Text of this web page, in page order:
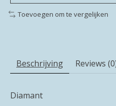
Toevoegen om te vergelijken
Beschrijving Reviews
Diamant